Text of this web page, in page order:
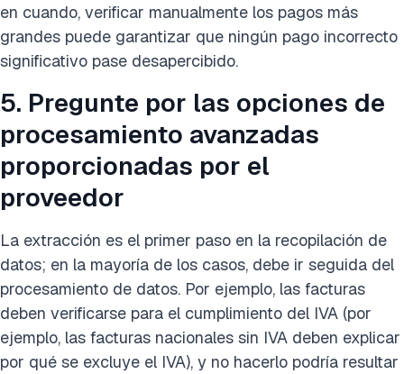
en cuando, verificar manualmente los pagos más
grandes puede garantizar que ningún pago incorrecto
significativo pase desapercibido.
5. Pregunte por las opciones de
procesamiento avanzadas
proporcionadas por el
proveedor
La extracción es el primer paso en la recopilación de
datos; en la mayoría de los casos, debe ir seguida del
procesamiento de datos. Por ejemplo, las facturas
deben verificarse para el cumplimiento del IVA (por
ejemplo, las facturas nacionales sin IVA deben explicar
por qué se excluye el IVA), y no hacerlo podría resultar